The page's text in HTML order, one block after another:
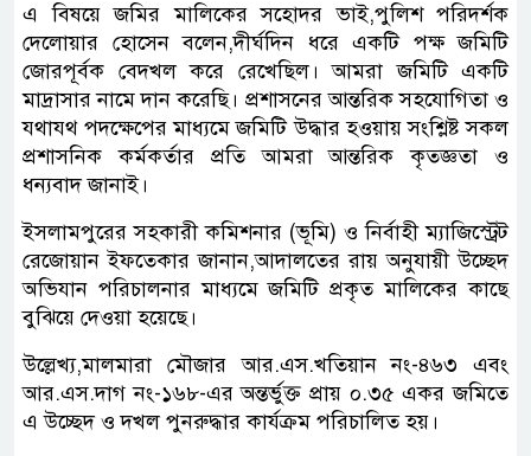
এ বিষয়ে জমির মালিকের সহোদর ভাই,পুলিশ পরিদর্শক
দেলোয়ার হোসেন বলেন,দীর্ঘদিন ধরে একটি পক্ষ জমিটি
জোরপূর্বক বেদখল করে রেখেছিল। আমরা জমিটি একটি
মাদ্রাসার নামে দান করেছি। প্রশাসনের আন্তরিক সহযোগিতা ও
যথাযথ পদক্ষেপের মাধ্যমে জমিটি উদ্ধার হওয়ায় সংশ্লিষ্ট সকল
প্রশাসনিক কর্মকর্তার প্রতি আমরা আন্তরিক কৃতজ্ঞতা ও
ধন্যবাদ জানাই।
ইসলামপুরের সহকারী কমিশনার (ভূমি) ও নির্বাহী ম্যাজিস্ট্রেট
রেজোয়ান ইফতেকার জানান,আদালতের রায় অনুযায়ী উচ্ছেদ
অভিযান পরিচালনার মাধ্যমে জমিটি প্রকৃত মালিকের কাছে
বুঝিয়ে দেওয়া হয়েছে।
উল্লেখ্য,মালমারা মৌজার আর.এস.খতিয়ান নং-৪৬৩ এবং
আর.এস.দাগ নং-১৬৮-এর অন্তর্ভুক্ত প্রায় ০.৩৫ একর জমিতে
এ উচ্ছেদ ও দখল পুনরুদ্ধার কার্যক্রম পরিচালিত হয়।